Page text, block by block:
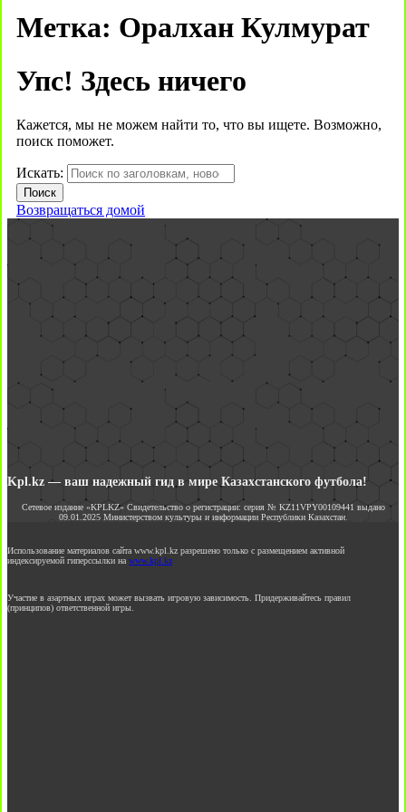
Метка: Оралхан Кулмурат
Упс! Здесь ничего
Кажется, мы не можем найти то, что вы ищете. Возможно,
поиск поможет.
Искать:
Возвращаться домой
Kpl.kz — ваш надежный гид в мире Казахстанского футбола!
Сетевое издание «KPLKZ» Свидетельство о регистрации: серия № KZ11VPY00109441 выдано
09.01.2025 Министерством культуры и информации Республики Казахстан.
Использование материалов сайта www.kpl.kz разрешено только с размещением активной
индексируемой гиперссылки на www.kpl.kz
Участие в азартных играх может вызвать игровую зависимость. Придерживайтесь правил
(принципов) ответственной игры.